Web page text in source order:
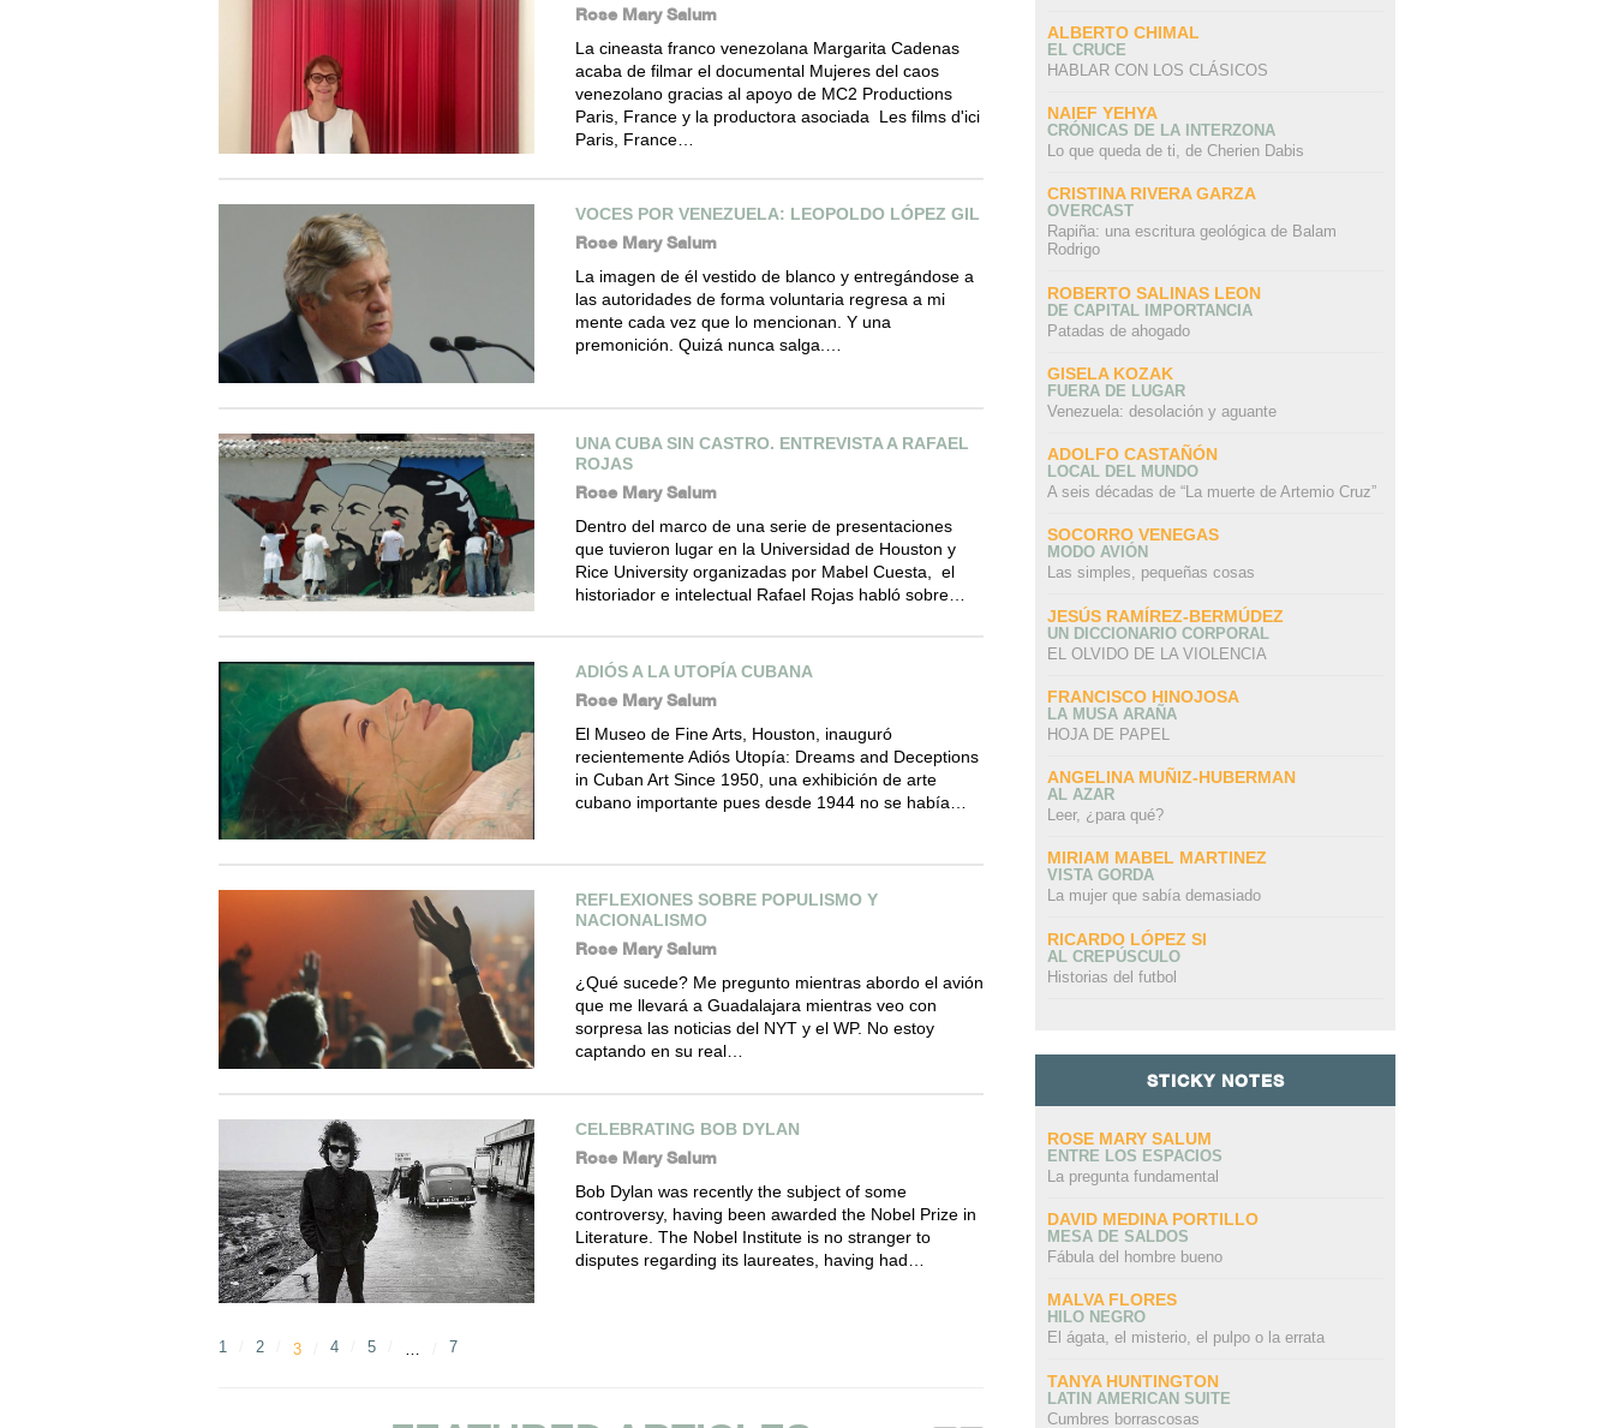
Rose Mary Salum
La cineasta franco venezolana Margarita Cadenas
acaba de filmar el documental Mujeres del caos
venezolano gracias al apoyo de MC2 Productions
Paris, France y la productora asociada Les films d'ici
Paris, France…
VOCES POR VENEZUELA: LEOPOLDO LÓPEZ GIL
Rose Mary Salum
La imagen de él vestido de blanco y entregándose a
las autoridades de forma voluntaria regresa a mi
mente cada vez que lo mencionan. Y una
premonición. Quizá nunca salga.…
UNA CUBA SIN CASTRO. ENTREVISTA A RAFAEL
ROJAS
Rose Mary Salum
Dentro del marco de una serie de presentaciones
que tuvieron lugar en la Universidad de Houston y
Rice University organizadas por Mabel Cuesta, el
historiador e intelectual Rafael Rojas habló sobre…
ADIÓS A LA UTOPÍA CUBANA
Rose Mary Salum
El Museo de Fine Arts, Houston, inauguró
recientemente Adiós Utopía: Dreams and Deceptions
in Cuban Art Since 1950, una exhibición de arte
cubano importante pues desde 1944 no se había…
REFLEXIONES SOBRE POPULISMO Y
NACIONALISMO
Rose Mary Salum
¿Qué sucede? Me pregunto mientras abordo el avión
que me llevará a Guadalajara mientras veo con
sorpresa las noticias del NYT y el WP. No estoy
captando en su real…
CELEBRATING BOB DYLAN
Rose Mary Salum
Bob Dylan was recently the subject of some
controversy, having been awarded the Nobel Prize in
Literature. The Nobel Institute is no stranger to
disputes regarding its laureates, having had…
1 2 3 4 5 … 7
ALBERTO CHIMAL
EL CRUCE
HABLAR CON LOS CLÁSICOS
NAIEF YEHYA
CRÓNICAS DE LA INTERZONA
Lo que queda de ti, de Cherien Dabis
CRISTINA RIVERA GARZA
OVERCAST
Rapiña: una escritura geológica de Balam
Rodrigo
ROBERTO SALINAS LEON
DE CAPITAL IMPORTANCIA
Patadas de ahogado
GISELA KOZAK
FUERA DE LUGAR
Venezuela: desolación y aguante
ADOLFO CASTAÑÓN
LOCAL DEL MUNDO
A seis décadas de “La muerte de Artemio Cruz”
SOCORRO VENEGAS
MODO AVIÓN
Las simples, pequeñas cosas
JESÚS RAMÍREZ-BERMÚDEZ
UN DICCIONARIO CORPORAL
EL OLVIDO DE LA VIOLENCIA
FRANCISCO HINOJOSA
LA MUSA ARAÑA
HOJA DE PAPEL
ANGELINA MUÑIZ-HUBERMAN
AL AZAR
Leer, ¿para qué?
MIRIAM MABEL MARTINEZ
VISTA GORDA
La mujer que sabía demasiado
RICARDO LÓPEZ SI
AL CREPÚSCULO
Historias del futbol
STICKY NOTES
ROSE MARY SALUM
ENTRE LOS ESPACIOS
La pregunta fundamental
DAVID MEDINA PORTILLO
MESA DE SALDOS
Fábula del hombre bueno
MALVA FLORES
HILO NEGRO
El ágata, el misterio, el pulpo o la errata
TANYA HUNTINGTON
LATIN AMERICAN SUITE
Cumbres borrascosas